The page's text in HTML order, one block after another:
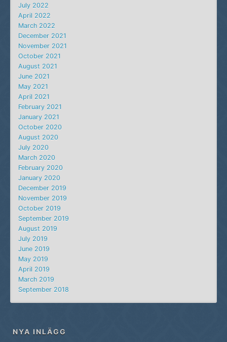
July 2022
April 2022
March 2022
December 2021
November 2021
October 2021
August 2021
June 2021
May 2021
April 2021
February 2021
January 2021
October 2020
August 2020
July 2020
March 2020
February 2020
January 2020
December 2019
November 2019
October 2019
September 2019
August 2019
July 2019
June 2019
May 2019
April 2019
March 2019
September 2018
NYA INLÄGG